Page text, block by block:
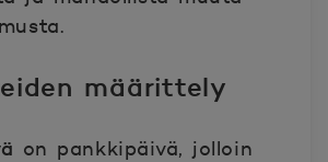
määrittely
on pankkipäivä, jolloin